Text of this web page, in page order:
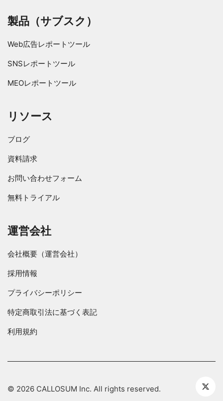
製品（サブスク）
Web広告レポートツール
SNSレポートツール
MEOレポートツール
リソース
ブログ
資料請求
お問い合わせフォーム
無料トライアル
運営会社
会社概要（運営会社）
採用情報
プライバシーポリシー
特定商取引法に基づく表記
利用規約
© 2026 CALLOSUM Inc. All rights reserved.